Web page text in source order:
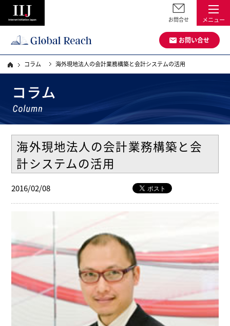
メニュー
お問合せ
お問い合せ
コラム 海外現地法人の会計業務構築と会計システムの活用
海外現地法人の会計業務構築と会
計システムの活用
2016/02/08